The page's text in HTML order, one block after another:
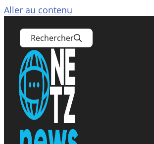
Aller au contenu
Rechercher